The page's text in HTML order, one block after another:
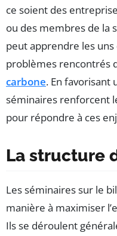
ce soient des
ou des membres de la
peut apprendre les
problèmes rencontrés
carbone. En favorisant
séminaires renforcent
pour répondre à ces
La structure
Les séminaires sur le
manière à maximiser
Ils se déroulent